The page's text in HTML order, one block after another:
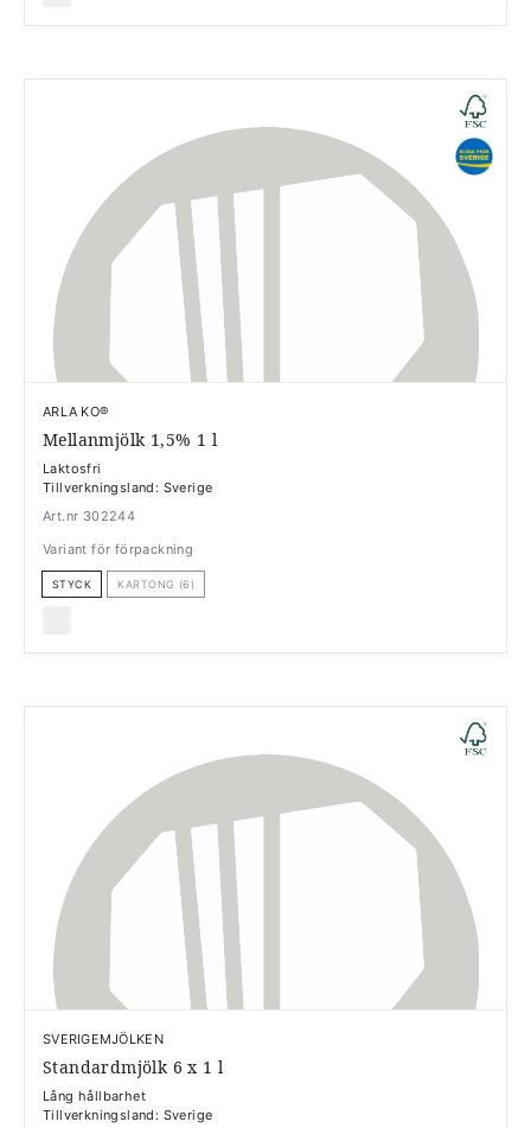
ARLA KO®
Mellanmjölk 1,5% 1 l
Laktosfri
Tillverkningsland: Sverige
Art.nr 302244
Variant för förpackning
STYCK KARTONG (6)
SVERIGEMJÖLKEN
Standardmjölk 6 x 1 l
Lång hållbarhet
Tillverkningsland: Sverige